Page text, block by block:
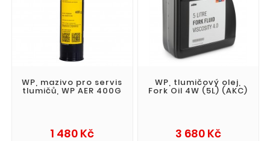
WP, mazivo pro servis
tlumičů, WP AER 400G
1 480 KčCena
WP, tlumičový olej,
Fork Oil 4W (5L) (AKC)
3 680 KčCena